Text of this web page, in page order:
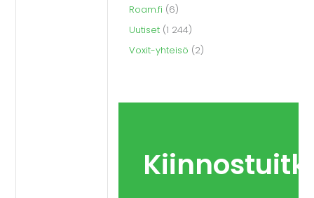
Roam.fi (6)
Uutiset(1 244)
Voxit-yhteisö (2)